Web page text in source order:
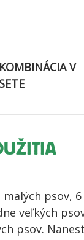
V
psov, 6
veľkých
psov.